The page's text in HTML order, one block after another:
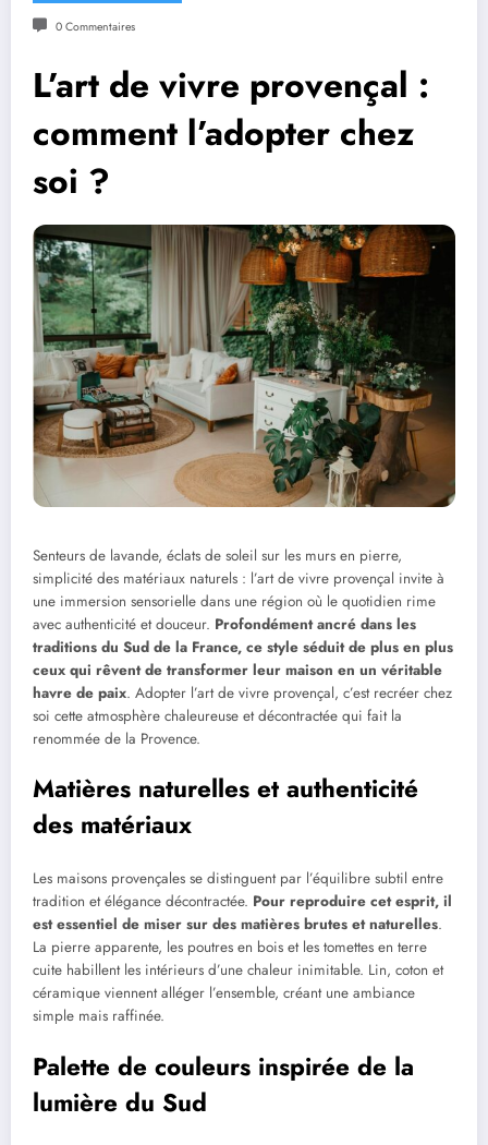
0 Commentaires
L’art de vivre provençal :
comment l’adopter chez
soi ?
Senteurs de lavande, éclats de soleil sur les murs en pierre,
simplicité des matériaux naturels : l’art de vivre provençal invite à
une immersion sensorielle dans une région où le quotidien rime
avec authenticité et douceur. Profondément ancré dans les
traditions du Sud de la France, ce style séduit de plus en plus
ceux qui rêvent de transformer leur maison en un véritable
havre de paix. Adopter l’art de vivre provençal, c’est recréer chez
soi cette atmosphère chaleureuse et décontractée qui fait la
renommée de la Provence.
Matières naturelles et authenticité
des matériaux
Les maisons provençales se distinguent par l’équilibre subtil entre
tradition et élégance décontractée. Pour reproduire cet esprit, il
est essentiel de miser sur des matières brutes et naturelles.
La pierre apparente, les poutres en bois et les tomettes en terre
cuite habillent les intérieurs d’une chaleur inimitable. Lin, coton et
céramique viennent alléger l’ensemble, créant une ambiance
simple mais raffinée.
Palette de couleurs inspirée de la
lumière du Sud